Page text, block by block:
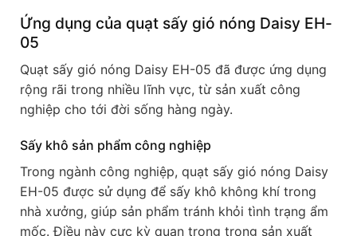
Ứng dụng của quạt sấy gió nóng Daisy EH-
05
Quạt sấy gió nóng Daisy EH-05 đã được ứng dụng
rộng rãi trong nhiều lĩnh vực, từ sản xuất công
nghiệp cho tới đời sống hàng ngày.
Sấy khô sản phẩm công nghiệp
Trong ngành công nghiệp, quạt sấy gió nóng Daisy
EH-05 được sử dụng để sấy khô không khí trong
nhà xưởng, giúp sản phẩm tránh khỏi tình trạng ẩm
mốc. Điều này cực kỳ quan trọng trong sản xuất